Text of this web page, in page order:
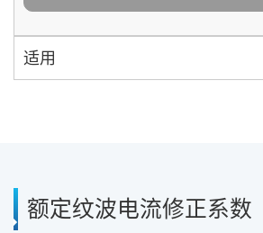
适用
额定纹波电流修正系数